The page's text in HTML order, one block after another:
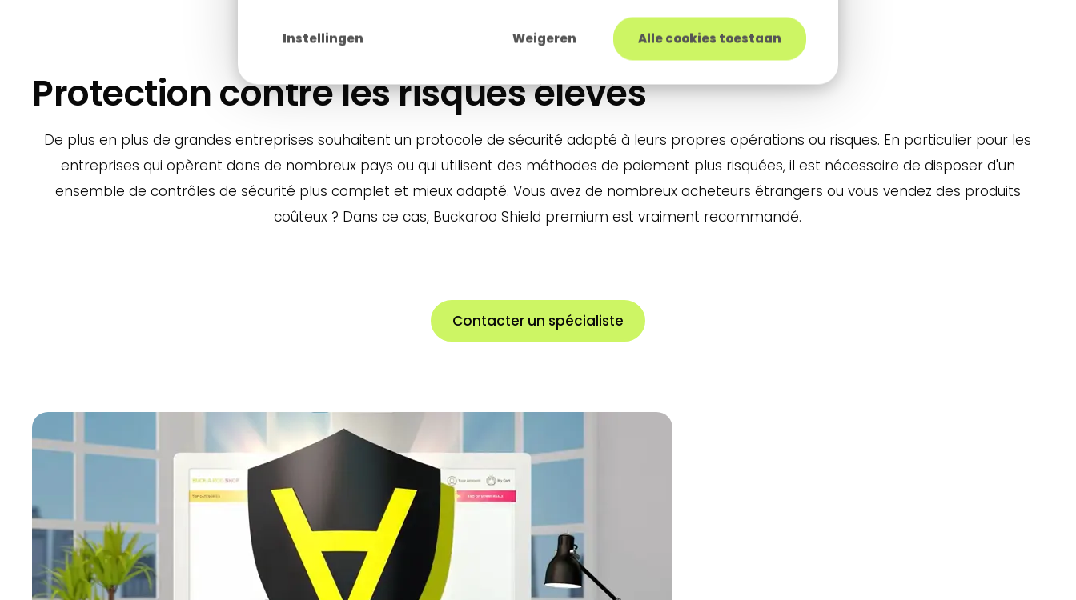
Instellingen Weigeren Alle cookies toestaan
Protection contre les risques élevés
De plus en plus de grandes entreprises souhaitent un protocole de sécurité adapté à leurs propres opérations ou risques. En particulier pour les
entreprises qui opèrent dans de nombreux pays ou qui utilisent des méthodes de paiement plus risquées, il est nécessaire de disposer d'un
ensemble de contrôles de sécurité plus complet et mieux adapté. Vous avez de nombreux acheteurs étrangers ou vous vendez des produits
coûteux ? Dans ce cas, Buckaroo Shield premium est vraiment recommandé.
Contacter un spécialiste